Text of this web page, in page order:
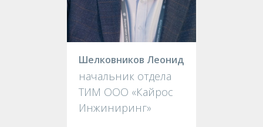
Шелковников Леонид
начальник отдела
ТИМ ООО «Кайрос
Инжиниринг»